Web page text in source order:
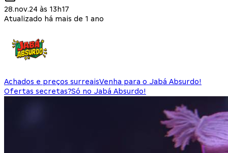
28.nov.24 às 13h17
Atualizado há mais de 1 ano
Achados e preços surreaisVenha para o Jabá Absurdo!
Ofertas secretas?Só no Jabá Absurdo!